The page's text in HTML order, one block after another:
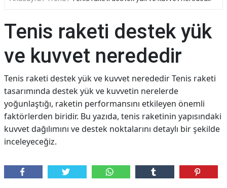
Tenis raketi destek yük
ve kuvvet nerededir
Tenis raketi destek yük ve kuvvet nerededir Tenis raketi
tasarımında destek yük ve kuvvetin nerelerde
yoğunlaştığı, raketin performansını etkileyen önemli
faktörlerden biridir. Bu yazıda, tenis raketinin yapısındaki
kuvvet dağılımını ve destek noktalarını detaylı bir şekilde
inceleyeceğiz.